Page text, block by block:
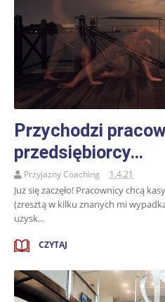
Przychodzi
przedsiębiorcy…
Przyjazny Coaching 1.4.21
Już się zaczęło! Pracownicy chcą
(zresztą w kilku znanych mi
uzysk...
CZYTAJ